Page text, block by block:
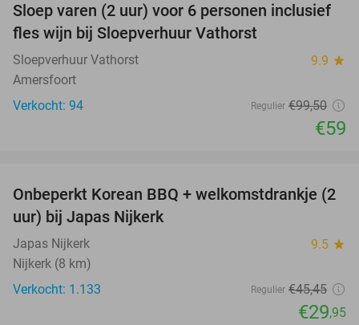
41%
Sloep varen (2 uur) voor 6 personen inclusief
fles wijn bij Sloepverhuur Vathorst
Sloepverhuur Vathorst 9.9 star
Amersfoort
Verkocht: 94
Regulier €99,50
€59
34%
Onbeperkt Korean BBQ + welkomstdrankje (2
uur) bij Japas Nijkerk
Japas Nijkerk 9.5 star
Nijkerk (8 km)
Verkocht: 1.133
Regulier €45,45
€29,95